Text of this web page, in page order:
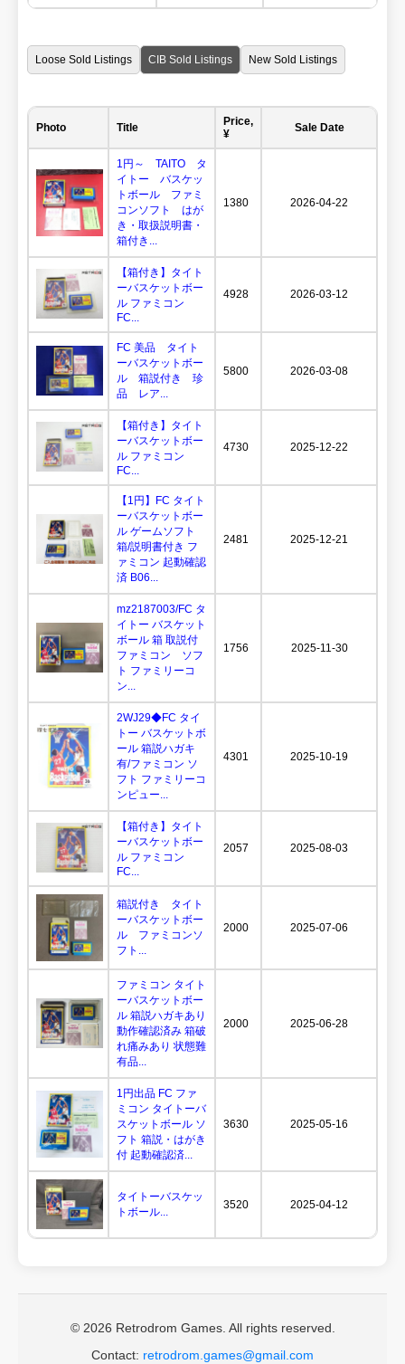
Loose Sold Listings CIB Sold Listings New Sold Listings
Photo Title
Price,
¥
Sale Date
1円～ TAITO タ
イトー バスケッ
トボール ファミ
コンソフト はが
き・取扱説明書・
箱付き...
1380 2026-04-22
【箱付き】タイト
ーバスケットボー
ル ファミコン
FC...
4928 2026-03-12
FC 美品 タイト
ーバスケットボー
ル 箱説付き 珍
品 レア...
5800 2026-03-08
【箱付き】タイト
ーバスケットボー
ル ファミコン
FC...
4730 2025-12-22
【1円】FC タイト
ーバスケットボー
ル ゲームソフト
箱/説明書付き フ
ァミコン 起動確認
済 B06...
2481 2025-12-21
mz2187003/FC タ
イトー バスケット
ボール 箱 取説付
ファミコン ソフ
ト ファミリーコ
ン...
1756 2025-11-30
2WJ29◆FC タイ
トー バスケットボ
ール 箱説ハガキ
有/ファミコン ソ
フト ファミリーコ
ンピュー...
4301 2025-10-19
【箱付き】タイト
ーバスケットボー
ル ファミコン
FC...
2057 2025-08-03
箱説付き タイト
ーバスケットボー
ル ファミコンソ
フト...
2000 2025-07-06
ファミコン タイト
ーバスケットボー
ル 箱説ハガキあり
動作確認済み 箱破
れ痛みあり 状態難
有品...
2000 2025-06-28
1円出品 FC ファ
ミコン タイトーバ
スケットボール ソ
フト 箱説・はがき
付 起動確認済...
3630 2025-05-16
タイトーバスケッ
トボール...
3520 2025-04-12
© 2026 Retrodrom Games. All rights reserved.
Contact: retrodrom.games@gmail.com